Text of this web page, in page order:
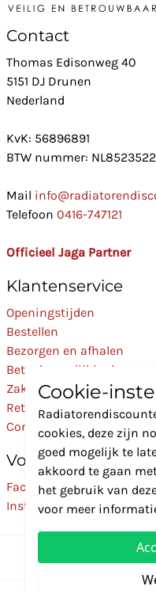
Contact
Thomas Edisonweg 40
5151 DJ Drunen
Nederland
KvK: 56896891
BTW nummer:
Mail
Telefoon 0416-747121
Officieel Jaga Partner
Klantenservice
Openingstijden
Bestellen
Bezorgen en afhalen
Betaalmogelijkheden
Zakelijk
Retourneren
Contact
Volg Ons
Facebook
Instagram
Cookie-
cookies, deze zijn
goed mogelijk te
akkoord te gaan
het gebruik van
voor meer